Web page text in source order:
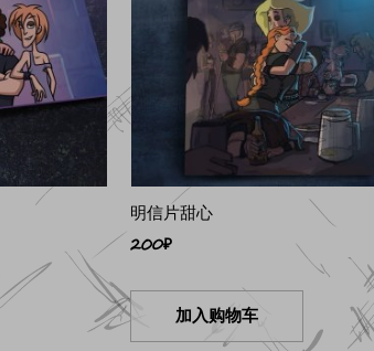
明信片甜心
200₽
加入购物车